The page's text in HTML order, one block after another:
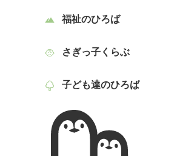
福祉のひろば
さぎっ子くらぶ
子ども達のひろば